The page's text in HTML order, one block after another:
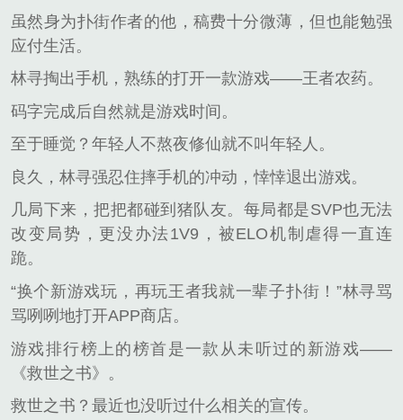
虽然身为扑街作者的他，稿费十分微薄，但也能勉强
应付生活。
林寻掏出手机，熟练的打开一款游戏——王者农药。
码字完成后自然就是游戏时间。
至于睡觉？年轻人不熬夜修仙就不叫年轻人。
良久，林寻强忍住摔手机的冲动，悻悻退出游戏。
几局下来，把把都碰到猪队友。每局都是SVP也无法
改变局势，更没办法1V9，被ELO机制虐得一直连
跪。
“换个新游戏玩，再玩王者我就一辈子扑街！”林寻骂
骂咧咧地打开APP商店。
游戏排行榜上的榜首是一款从未听过的新游戏——
《救世之书》。
救世之书？最近也没听过什么相关的宣传。